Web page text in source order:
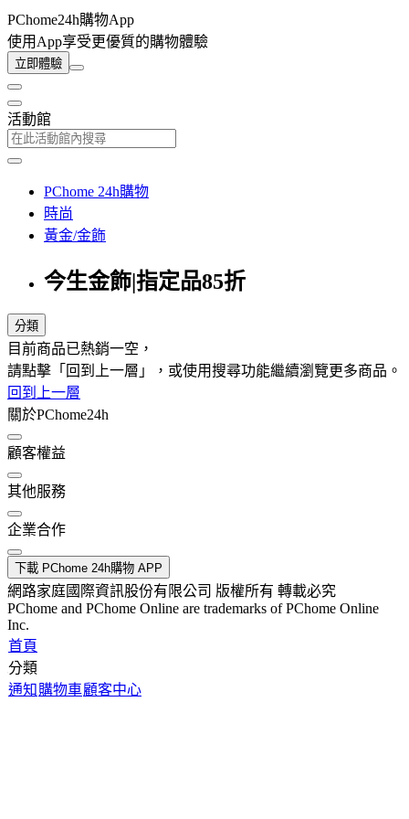
PChome24h購物App
使用App享受更優質的購物體驗
立即體驗
活動館
PChome 24h購物
時尚
黃金/金飾
今生金飾|指定品85折
分類
目前商品已熱銷一空，
請點擊「回到上一層」，或使用搜尋功能繼續瀏覽更多商品。
回到上一層
關於PChome24h
顧客權益
其他服務
企業合作
下載 PChome 24h購物 APP
網路家庭國際資訊股份有限公司 版權所有 轉載必究
PChome and PChome Online are trademarks of PChome Online
Inc.
首頁
分類
通知 購物車顧客中心